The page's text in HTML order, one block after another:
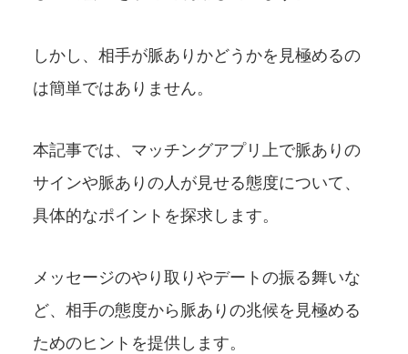
しかし、相手が脈ありかどうかを見極めるの
は簡単ではありません。
本記事では、マッチングアプリ上で脈ありの
サインや脈ありの人が見せる態度について、
具体的なポイントを探求します。
メッセージのやり取りやデートの振る舞いな
ど、相手の態度から脈ありの兆候を見極める
ためのヒントを提供します。